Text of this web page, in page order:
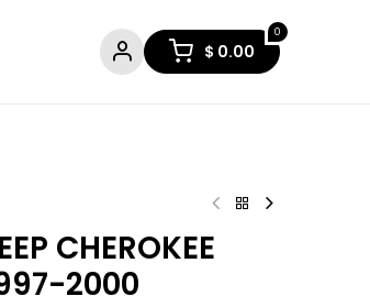
0
$ 0.00
CHEROKEE
2000